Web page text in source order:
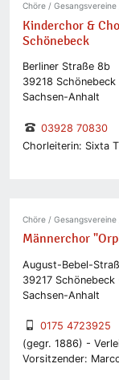
Chöre / Gesangsvereine
Kinderchor &
Schönebeck
Berliner Straße 8b
39218 Schönebeck
Sachsen-Anhalt
03928 70830
Chorleiterin: Sixta
Chöre / Gesangsvereine
Männerchor
August-Bebel-
39217
Sachsen-Anhalt
0175 4723925
(gegr. 1886) -
Vorsitzender: